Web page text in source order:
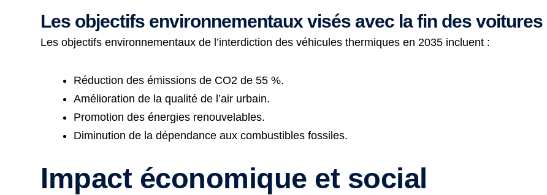
Les objectifs environnementaux visés avec la fin des
Les objectifs environnementaux de l’interdiction des véhicules thermiques en 2035 incluent :
Réduction des émissions de CO2 de 55 %.
Amélioration de la qualité de l’air urbain.
Promotion des énergies renouvelables.
Diminution de la dépendance aux combustibles fossiles.
Impact économique et social